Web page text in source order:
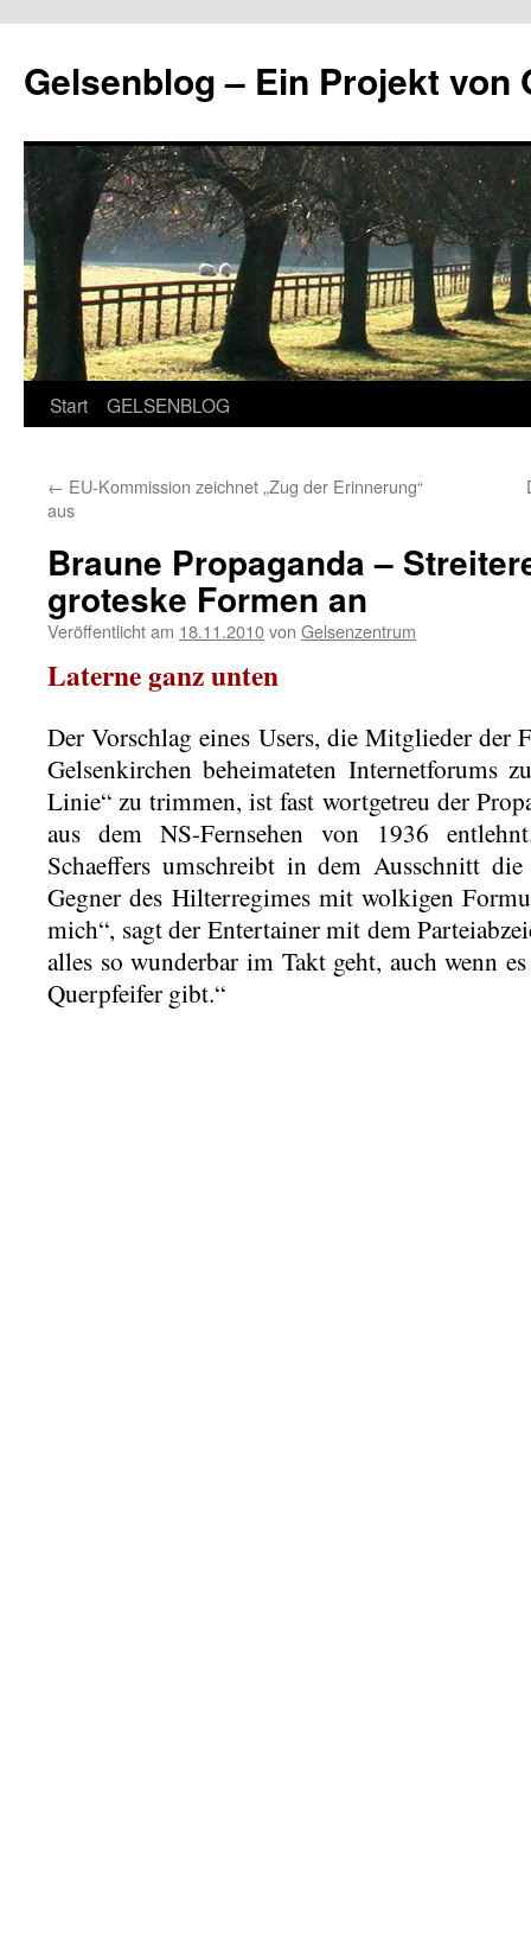
springen
Gelsenblog – Ein Projekt von
Start GELSENBLOG
← EU-Kommission zeichnet „Zug der Erinnerung“
aus
Braune Propaganda –
groteske Formen an
Veröffentlicht am 18.11.2010von Gelsenzentrum
Laterne ganz unten
Der Vorschlag eines Users, die Mitglieder der
Gelsenkirchen beheimateten Internetforums
Linie“ zu trimmen, ist fast wortgetreu der
aus dem NS-Fernsehen von 1936
Schaeffers umschreibt in dem Ausschnitt die
Gegner des Hilterregimes mit wolkigen
mich“, sagt der Entertainer mit dem
alles so wunderbar im Takt geht, auch wenn
Querpfeifer gibt.“